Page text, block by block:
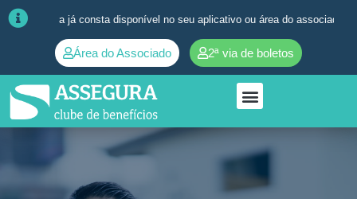
consta disponível no seu aplicativo ou área do associado. ➜
Área do Associado 2ª via de boletos